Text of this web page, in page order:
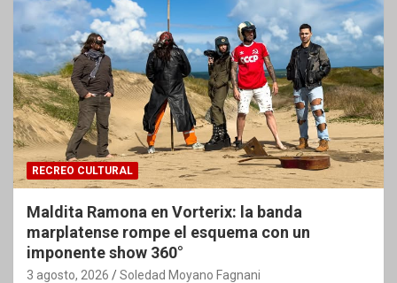
RECREO CULTURAL
Maldita Ramona en Vorterix: la banda
marplatense rompe el esquema con un
imponente show 360°
3 agosto, 2026 Soledad Moyano Fagnani